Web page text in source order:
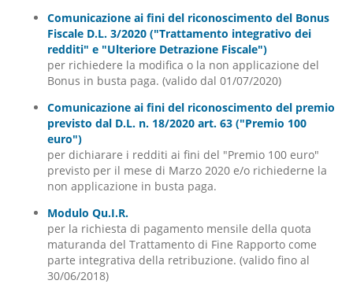
Comunicazione ai fini del riconoscimento del Bonus
Fiscale D.L. 3/2020 ("Trattamento integrativo dei
redditi" e "Ulteriore Detrazione Fiscale")
per richiedere la modifica o la non applicazione del
Bonus in busta paga. (valido dal 01/07/2020)
Comunicazione ai fini del riconoscimento del premio
previsto dal D.L. n. 18/2020 art. 63 ("Premio 100
euro")
per dichiarare i redditi ai fini del "Premio 100 euro"
previsto per il mese di Marzo 2020 e/o richiederne la
non applicazione in busta paga.
Modulo Qu.I.R.
per la richiesta di pagamento mensile della quota
maturanda del Trattamento di Fine Rapporto come
parte integrativa della retribuzione. (valido fino al
30/06/2018)